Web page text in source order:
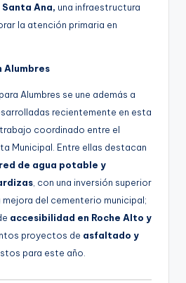
Ana, una infraestructura
la atención primaria en
Alumbres
Alumbres se une además a
recientemente en esta
coordinado entre el
Municipal. Entre ellas destacan
de agua potable y
, con una inversión superior
mejora del cementerio municipal;
accesibilidad en Roche Alto y
proyectos de asfaltado y
para este año.